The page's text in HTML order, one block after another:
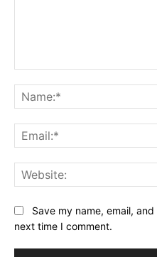
Save my name, email,
next time I comment.